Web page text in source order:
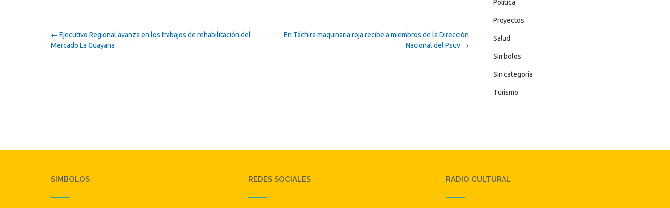
Post
navigation
En Táchira maquinaria roja recibe a miembros de la Dirección
Nacional del Psuv →
← Ejecutivo Regional avanza en los trabajos de rehabilitación del
Mercado La Guayana
Política
Proyectos
Salud
Simbolos
Sin categoría
Turismo
SIMBOLOS REDES SOCIALES RADIO CULTURAL